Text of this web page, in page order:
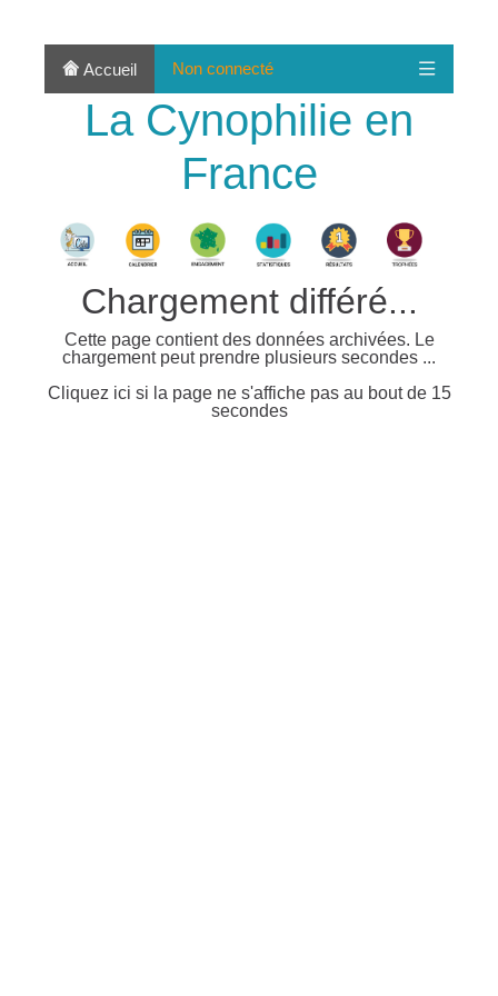
Accueil Non connecté
La Cynophilie en
France
Chargement différé...
Cette page contient des données archivées. Le
chargement peut prendre plusieurs secondes ...
Cliquez ici si la page ne s'affiche pas au bout de 15
secondes